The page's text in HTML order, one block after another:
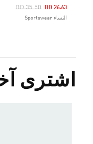
Reduced From
BD 35.50
To BD 26.63
النساء Sportswear
اشترى